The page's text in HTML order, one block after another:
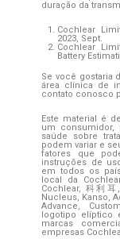
duração da
Cochlear
2023, Sept.
Cochlear
Battery
Se você gostaria
área clínica de
contato conosco
Este material é
um consumidor,
saúde sobre
podem variar e
fatores que
instruções de
em todos os
local da
Cochlear, 科利
Nucleus, Kanso,
Advance,
logotipo
marcas
empresas